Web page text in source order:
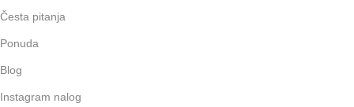
Česta pitanja
Ponuda
Blog
Instagram nalog